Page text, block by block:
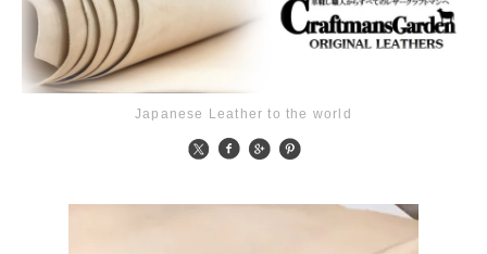
Japanese Leather to the world